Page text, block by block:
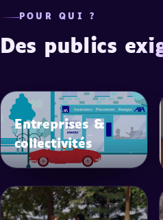
POUR QUI ?
Des publics
Entreprises &
collectivités